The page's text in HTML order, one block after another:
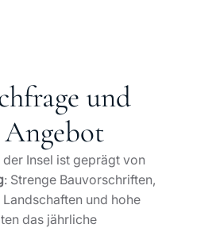
und
Angebot
Insel ist geprägt von
: Strenge Bauvorschriften,
und hohe
das jährliche